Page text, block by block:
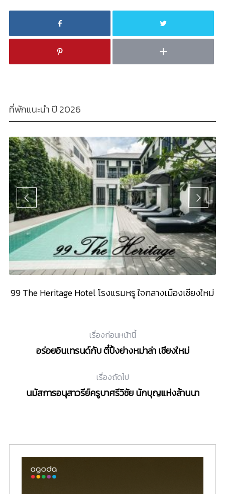
ที่พักแนะนำ ปี 2026
99 The Heritage Hotel โรงแรมหรู ใจกลางเมืองเชียงใหม่
เรื่องก่อนหน้านี้
อร่อยอินเทรนด์กับ ตี๋ปิ้งย่างหม่าล่า เชียงใหม่
เรื่องถัดไป
นมัสการอนุสาวรีย์ครูบาศรีวิชัย นักบุญแห่งล้านนา